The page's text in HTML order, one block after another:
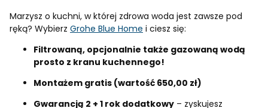
Marzysz o kuchni, w której zdrowa woda jest zawsze pod
ręką? Wybierz Grohe Blue Home i ciesz się:
Filtrowaną, opcjonalnie także gazowaną wodą
prosto z kranu kuchennego!
Montażem gratis (wartość 650,00 zł)
Gwarancją 2 + 1 rok dodatkowy – zyskujesz